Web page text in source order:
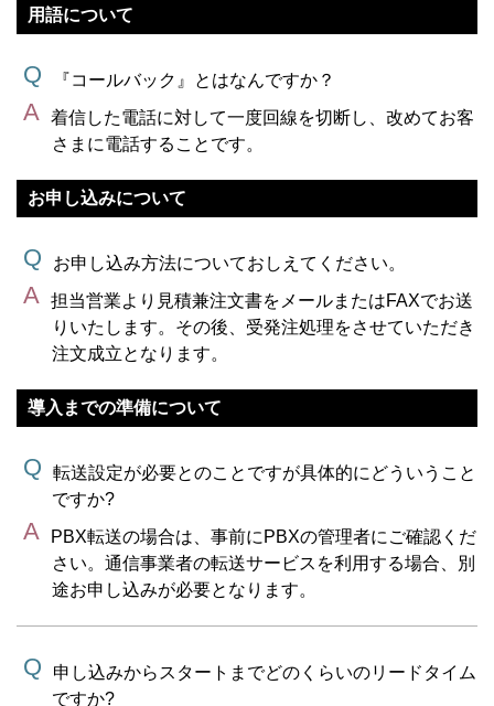
用語について
『コールバック』とはなんですか？
着信した電話に対して一度回線を切断し、改めてお客
さまに電話することです。
お申し込みについて
お申し込み方法についておしえてください。
担当営業より見積兼注文書をメールまたはFAXでお送
りいたします。その後、受発注処理をさせていただき
注文成立となります。
導入までの準備について
転送設定が必要とのことですが具体的にどういうこと
ですか?
PBX転送の場合は、事前にPBXの管理者にご確認くだ
さい。通信事業者の転送サービスを利用する場合、別
途お申し込みが必要となります。
申し込みからスタートまでどのくらいのリードタイム
ですか?